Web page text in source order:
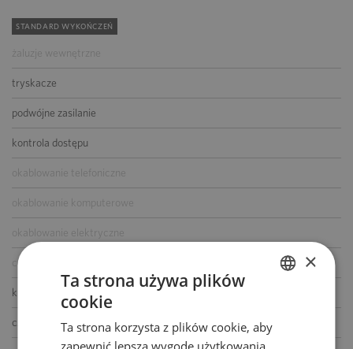
STANDARD WYKOŃCZEŃ
żaluzje wewnętrzne
tryskacze
podwójne zasilanie
kontrola dostępu
okablowanie telefoniczne
okablowanie komputerowe
centrala telefoniczna
klimatyzacja
czujniki dymu i ciepła
ENGLISH
×
Ta strona używa plików
cookie
Ta strona korzysta z plików cookie, aby
zapewnić lepszą wygodę użytkowania.